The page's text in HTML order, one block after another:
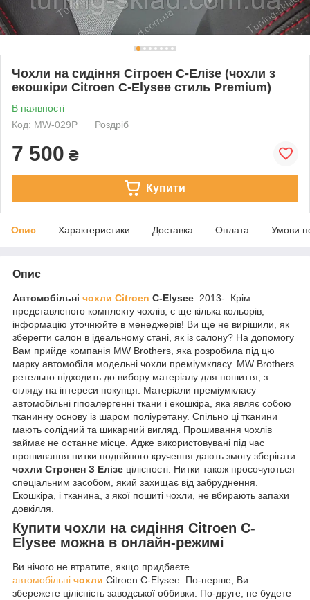
Чохли на сидіння Сітроен С-Елізе (чохли з
екошкіри Citroen C-Elysee стиль Premium)
В наявності
Код: MW-029P
Роздріб
7 500 ₴
Купити
Опис Характеристики Доставка Оплата Умови
Опис
Автомобільні чохли Citroen C-Elysee . 2013-. Крім
представленого комплекту чохлів, є ще кілька кольорів,
інформацію уточнюйте в менеджерів! Ви ще не вирішили, як
зберегти салон в ідеальному стані, як із салону? На допомогу
Вам прийде компанія MW Brothers, яка розробила під цю
марку автомобіля модельні чохли преміумкласу. MW Brothers
ретельно підходить до вибору матеріалу для пошиття, з
огляду на інтереси покупця. Матеріали преміумкласу —
автомобільні гіпоалергенні ткани і екошкіра, яка являє собою
тканинну основу із шаром поліуретану. Спільно ці тканини
мають солідний та шикарний вигляд. Прошивання чохлів
займає не останнє місце. Адже використовувані під час
прошивання нитки подвійного кручення дають змогу зберігати
чохли Стронен З Елізе цілісності. Нитки також просочуються
спеціальним засобом, який захищає від забруднення.
Екошкіра, і тканина, з якої пошиті чохли, не вбирають запахи
довкілля.
Купити чохли на сидіння Citroen C-
Elysee можна в онлайн-режимі
Ви нічого не втратите, якщо придбаєте
автомобільні чохли Citroen C-Elysee. По-перше, Ви
збережете цілісність заводської оббивки. По-друге, не будете